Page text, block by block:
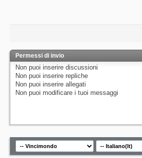
Permessi di invio
Non puoi inserire discussioni
Non puoi inserire repliche
Non puoi inserire allegati
Non puoi modificare i tuoi messaggi